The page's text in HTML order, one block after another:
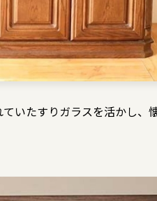
いたすりガラスを活かし、